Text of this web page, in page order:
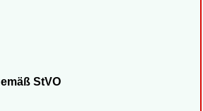
StVO